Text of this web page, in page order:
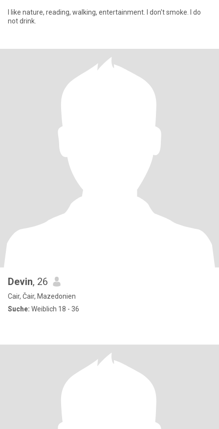
I like nature, reading, walking, entertainment. I don't smoke. I do
not drink.
Devin, 26
Cair, Čair, Mazedonien
Suche: Weiblich 18 - 36